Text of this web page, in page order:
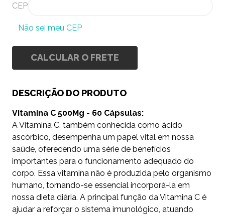
CEP
Não sei meu CEP
CALCULAR O FRETE
DESCRIÇÃO DO PRODUTO
Vitamina C 500Mg - 60 Cápsulas:
A Vitamina C, também conhecida como ácido
ascórbico, desempenha um papel vital em nossa
saúde, oferecendo uma série de benefícios
importantes para o funcionamento adequado do
corpo. Essa vitamina não é produzida pelo organismo
humano, tornando-se essencial incorporá-la em
nossa dieta diária. A principal função da Vitamina C é
ajudar a reforçar o sistema imunológico, atuando